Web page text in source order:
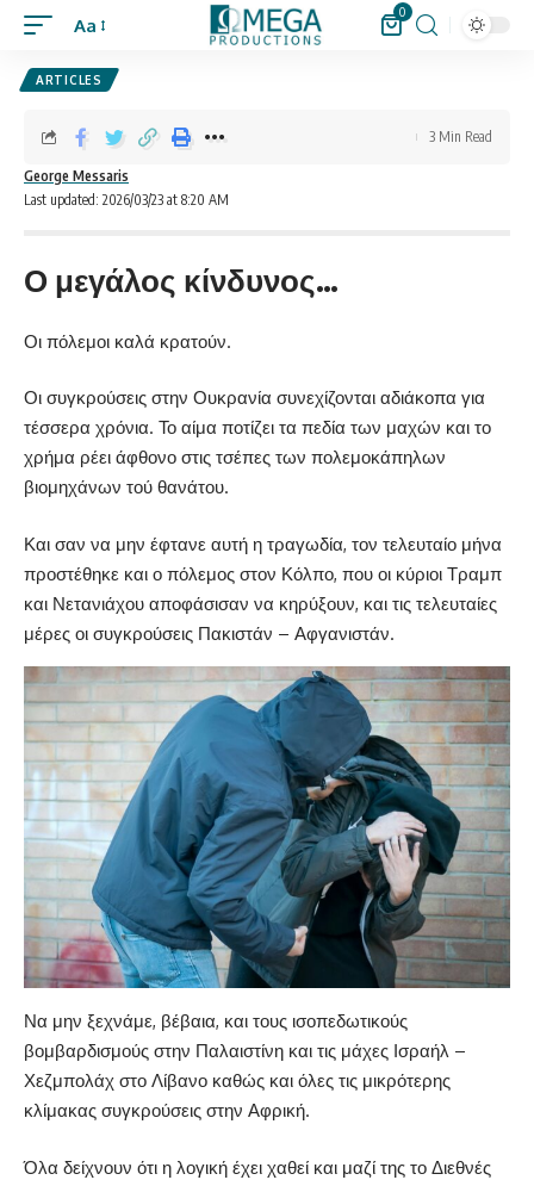
Aa
0
ARTICLES
Last updated: 2026/03/23 at 8:20 AM
George Messaris
3 Min Read
Ο μεγάλος κίνδυνος…
Οι πόλεμοι καλά κρατούν.
Οι συγκρούσεις στην Ουκρανία συνεχίζονται αδιάκοπα για
τέσσερα χρόνια. Το αίμα ποτίζει τα πεδία των μαχών και το
χρήμα ρέει άφθονο στις τσέπες των πολεμοκάπηλων
βιομηχάνων τού θανάτου.
Και σαν να μην έφτανε αυτή η τραγωδία, τον τελευταίο μήνα
προστέθηκε και ο πόλεμος στον Κόλπο, που οι κύριοι Τραμπ
και Νετανιάχου αποφάσισαν να κηρύξουν, και τις τελευταίες
μέρες οι συγκρούσεις Πακιστάν – Αφγανιστάν.
Να μην ξεχνάμε, βέβαια, και τους ισοπεδωτικούς
βομβαρδισμούς στην Παλαιστίνη και τις μάχες Ισραήλ –
Χεζμπολάχ στο Λίβανο καθώς και όλες τις μικρότερης
κλίμακας συγκρούσεις στην Αφρική.
Όλα δείχνουν ότι η λογική έχει χαθεί και μαζί της το Διεθνές